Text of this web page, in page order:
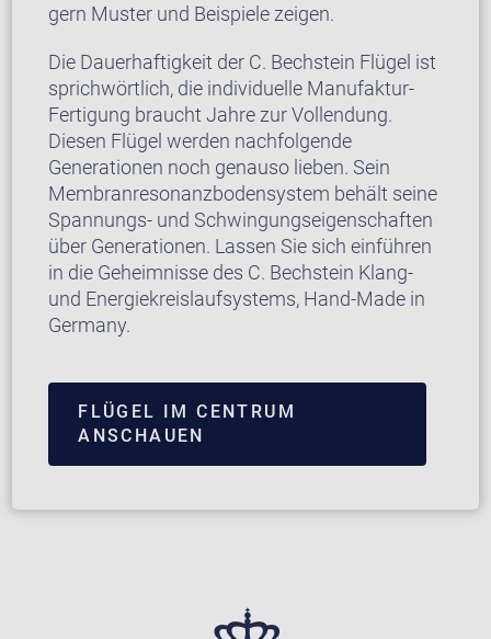
gern Muster und Beispiele zeigen.
Die Dauerhaftigkeit der C. Bechstein Flügel ist
sprichwörtlich, die individuelle Manufaktur-
Fertigung braucht Jahre zur Vollendung.
Diesen Flügel werden nachfolgende
Generationen noch genauso lieben. Sein
Membranresonanzbodensystem behält seine
Spannungs- und Schwingungseigenschaften
über Generationen. Lassen Sie sich einführen
in die Geheimnisse des C. Bechstein Klang-
und Energiekreislaufsystems, Hand-Made in
Germany.
FLÜGEL IM CENTRUM
ANSCHAUEN